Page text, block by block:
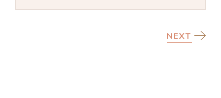
NEXT